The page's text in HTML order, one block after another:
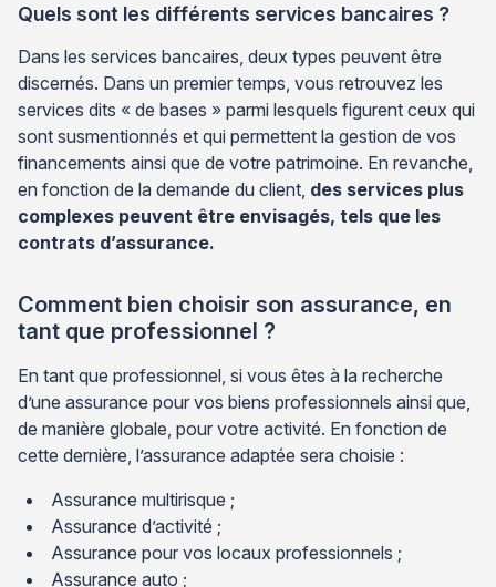
Quels sont les différents services bancaires ?
Dans les services bancaires, deux types peuvent être
discernés. Dans un premier temps, vous retrouvez les
services dits « de bases » parmi lesquels figurent ceux qui
sont susmentionnés et qui permettent la gestion de vos
financements ainsi que de votre patrimoine. En revanche,
en fonction de la demande du client, des services plus
complexes peuvent être envisagés, tels que les
contrats d’assurance.
Comment bien choisir son assurance, en
tant que professionnel ?
En tant que professionnel, si vous êtes à la recherche
d’une assurance pour vos biens professionnels ainsi que,
de manière globale, pour votre activité. En fonction de
cette dernière, l’assurance adaptée sera choisie :
Assurance multirisque ;
Assurance d’activité ;
Assurance pour vos locaux professionnels ;
Assurance auto ;